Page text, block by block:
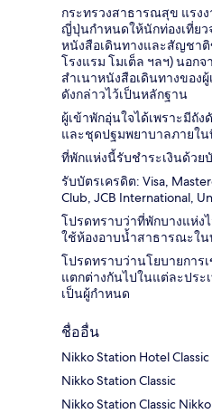
กระทรวงสาธารณสุข แรง
ญี่ปุ่นกำหนดให้นักท่องเที่ยว
หนังสือเดินทางและสัญชา
โรงแรม โมเต็ล ฯลฯ) นอก
สำเนาหนังสือเดินทางของ
ดังกล่าวไว้เป็นหลักฐาน
ผู้เข้าพักอุ่นใจได้เพราะมีถั
และชุดปฐมพยาบาลภายใ
ที่พักแห่งนี้รับชำระเงินด้วย
รับบัตรเครดิต: Visa,
Club, JCB International,
โปรดทราบว่าที่พักบางแห่ง
ใช้ห้องอาบน้ำสาธารณะใ
โปรดทราบว่านโยบายการ
แตกต่างกันไปในแต่ละปร
เป็นผู้กำหนด
ชื่ออื่น
Nikko Station Hotel Classic
Nikko Station Classic
Nikko Station Classic Nikko